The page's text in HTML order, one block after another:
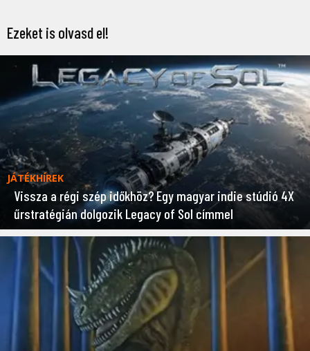
Ezeket is olvasd el!
JÁTÉKHÍREK
Vissza a régi szép időkhöz? Egy magyar indie stúdió 4X
űrstratégián dolgozik Legacy of Sol címmel